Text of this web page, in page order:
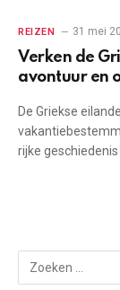
REIZEN 31 mei
Verken de
avontuur en
De Griekse
rijke